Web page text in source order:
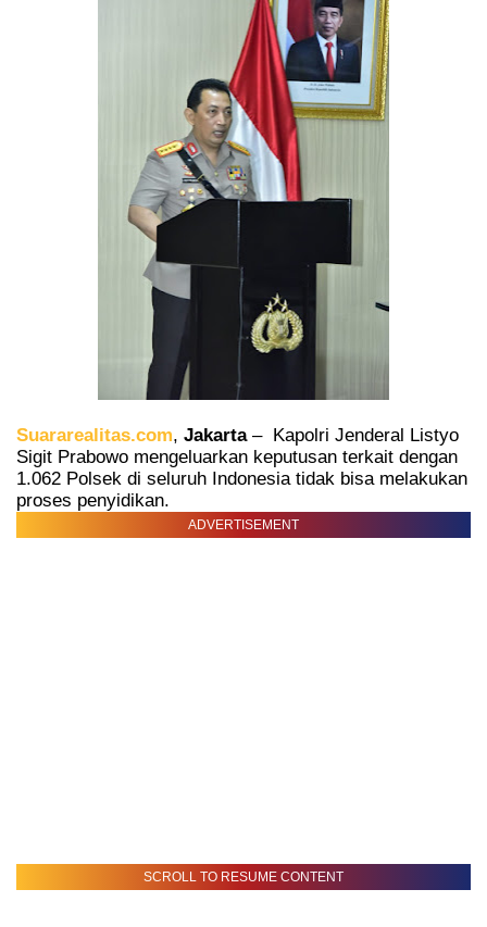
Suararealitas.com, Jakarta–
Kapolri Jenderal Listyo
Sigit Prabowo mengeluarkan keputusan terkait dengan
1.062 Polsek di seluruh Indonesia tidak bisa melakukan
proses penyidikan.
ADVERTISEMENT
SCROLL TO RESUME CONTENT